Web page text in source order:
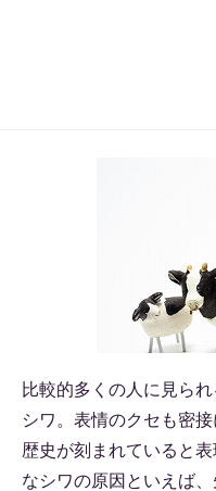
比較的多くの人に見ら
シワ。表情のクセも密
歴史が刻まれていると
なシワの原因といえば